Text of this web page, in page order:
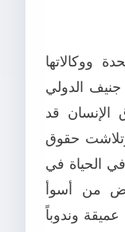
ووكالاتها
جنيف الدولي
الإنسان قد
حقوق
في الحياة في
من أسوأ
عميقة وندوباً